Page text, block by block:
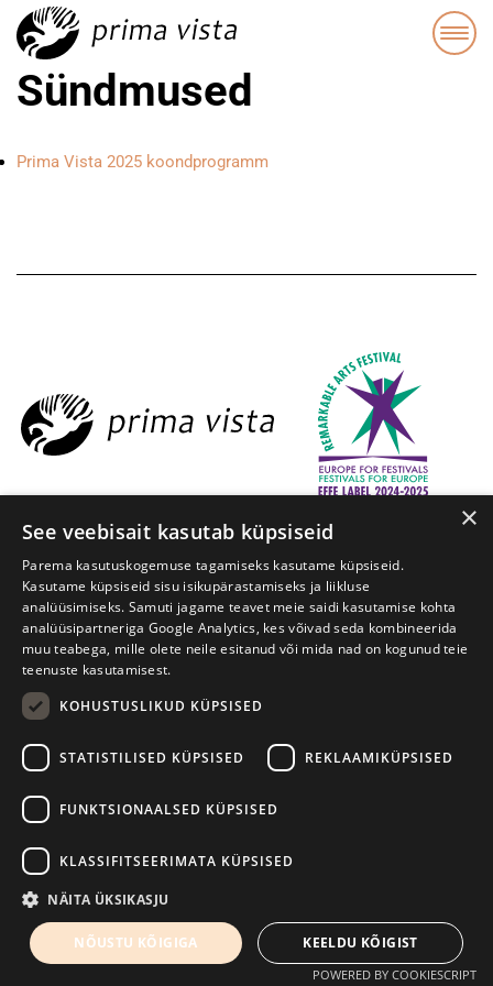
Sündmused
Prima Vista 2025 koondprogramm
Prima Vista kirjandusfestival W. Struve 1, Tartu 50091
+372 7427079 +372 56906836
info@kirjandusfestival.tartu.ee Kontaktid
×
See veebisait kasutab küpsiseid
Parema kasutuskogemuse tagamiseks kasutame küpsiseid.
Kasutame küpsiseid sisu isikupärastamiseks ja liikluse
analüüsimiseks. Samuti jagame teavet meie saidi kasutamise kohta
analüüsipartneriga Google Analytics, kes võivad seda kombineerida
muu teabega, mille olete neile esitanud või mida nad on kogunud teie
teenuste kasutamisest.
KOHUSTUSLIKUD KÜPSISED
STATISTILISED KÜPSISED REKLAAMIKÜPSISED
FUNKTSIONAALSED KÜPSISED
KLASSIFITSEERIMATA KÜPSISED
NÄITA ÜKSIKASJU
NÕUSTU KÕIGIGA KEELDU KÕIGIST
POWERED BY COOKIESCRIPT